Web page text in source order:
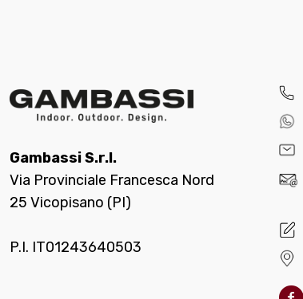
Gambassi S.r.l.
Via Provinciale Francesca Nord
25 Vicopisano (PI)
P.I. IT01243640503